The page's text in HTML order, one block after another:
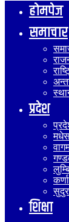
होमपेज
समाचार
प्रदेश
शिक्षा